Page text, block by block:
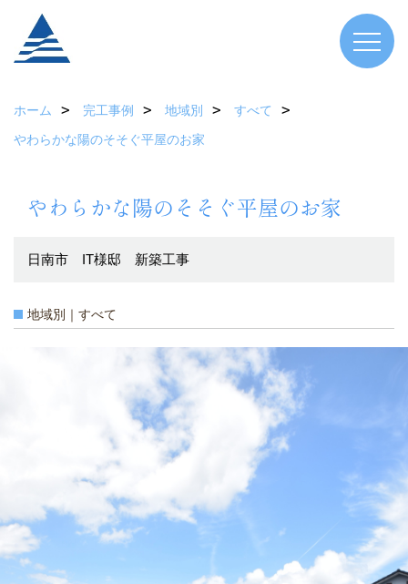
ホーム 完工事例 地域別
すべて
やわらかな陽のそそぐ平屋のお家
やわらかな陽のそそぐ平屋のお家
日南市 IT様邸 新築工事
地域別｜すべて